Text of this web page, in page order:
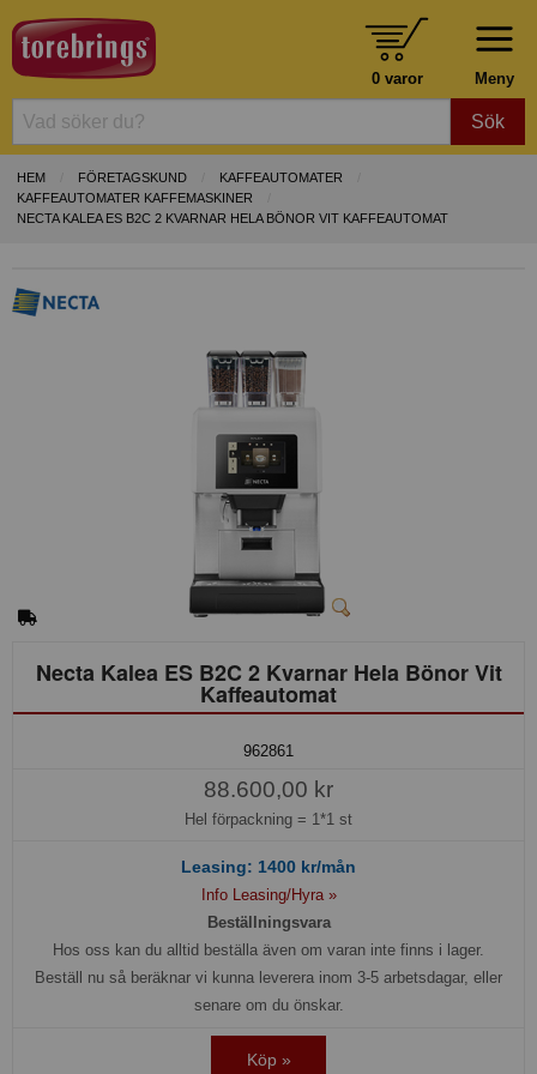
Meny
0 varor
Sök
HEM FÖRETAGSKUND
KAFFEAUTOMATER
KAFFEAUTOMATER KAFFEMASKINER
NECTA KALEA ES B2C 2 KVARNAR HELA BÖNOR VIT KAFFEAUTOMAT
Necta Kalea ES B2C 2 Kvarnar Hela Bönor Vit
Kaffeautomat
962861
88.600,00 kr
Hel förpackning = 1*1 st
Leasing: 1400 kr/mån
Info Leasing/Hyra »
Beställningsvara
Hos oss kan du alltid beställa även om varan inte finns i lager.
Beställ nu så beräknar vi kunna leverera inom 3-5 arbetsdagar, eller
senare om du önskar.
Köp »